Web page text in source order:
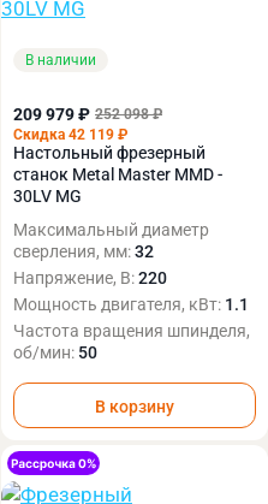
В наличии
209 979 ₽ 252 098 ₽
Скидка 42 119 ₽
Настольный фрезерный
станок Metal Master MMD -
30LV MG
Максимальный диаметр
сверления, мм:32
Напряжение, В:220
Мощность двигателя, кВт: 1.1
Частота вращения шпинделя,
об/мин: 50
В корзину